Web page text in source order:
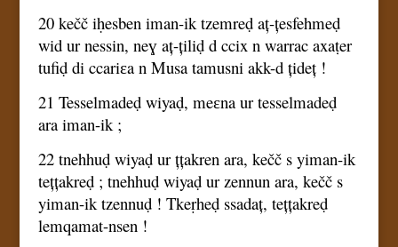
20 kečč iḥesben iman-ik tzemreḍ aț-țesfehmeḍ
wid ur nessin, neɣ aț-țiliḍ d ccix n warrac axaṭer
tufiḍ di ccariɛa n Musa tamusni akk-d țideț !
21 Tesselmadeḍ wiyaḍ, meɛna ur tesselmadeḍ
ara iman-ik ;
22 tnehhuḍ wiyaḍ ur țțakren ara, kečč s yiman-ik
tețțakreḍ ; tnehhuḍ wiyaḍ ur zennun ara, kečč s
yiman-ik tzennuḍ ! Tkeṛheḍ ssadaț, tețțakreḍ
lemqamat-nsen !